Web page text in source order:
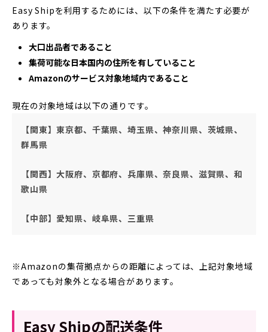
Easy Shipを利用するためには、以下の条件を満たす必要が
あります。
大口出品者であること
集荷可能な日本国内の住所を有していること
Amazonのサービス対象地域内であること
現在の対象地域は以下の通りです。
【関東】東京都、千葉県、埼玉県、神奈川県、茨城県、
群馬県
【関西】大阪府、京都府、兵庫県、奈良県、滋賀県、和
歌山県
【中部】愛知県、岐阜県、三重県
※Amazonの集荷拠点からの距離によっては、上記対象地域
であっても対象外となる場合があります。
Easy Shipの配送条件